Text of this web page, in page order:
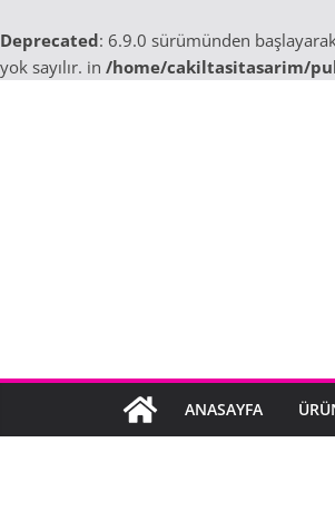
Deprecated: 6.9.0 sürümünden
yok sayılır. in /home/cakiltasitasarim/
ANASAYFA